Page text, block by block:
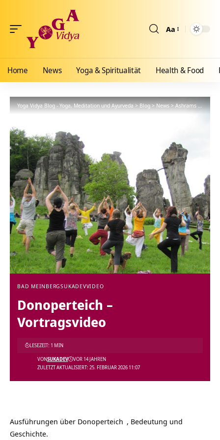
Aa
Home News Yoga & Spiritualität Health & Food
Yoga Vidya Blog - Yoga, Meditation und Ayurveda>Blog>News>Ashrams> Bad
BAD MEINBERGSUKADEVVIDEO
Donoperteich‏‎ –
Vortragsvideo
ZULETZT AKTUALISIERT: 25. FEBRUAR 2026 11:07
VONSUKADEV VOR 14 JAHREN
LESEZEIT: 1 MIN
Ausführungen über
, Bedeutung und
Geschichte.